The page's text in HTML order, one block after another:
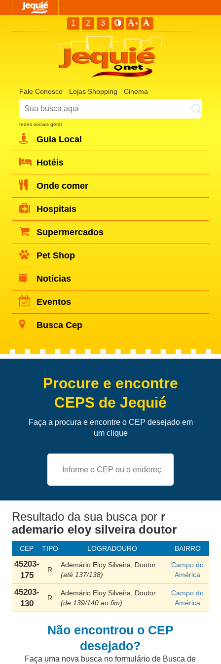
1 2 3 + -
Fale Conosco Lojas Shopping Cinema
redes sociais geral
Guia Local
Hotéis
Onde comer
Hospitais
Supermercados
Pet Shop
Notícias
Eventos
Busca Cep
Procure e encontre
CEPS de Jequié
Faça a procura e encontre o CEP desejado em
um clique
Resultado da sua busca por r
ademario eloy silveira doutor
CEP TIPO LOGRADOURO BAIRRO
45203-
175
R
Ademário Eloy Silveira, Doutor
(até 137/138)
Campo do
América
45203-
130
R
Ademário Eloy Silveira, Doutor
(de 139/140 ao fim)
Campo do
América
Não encontrou o CEP
desejado?
Faça uma nova busca no formulário de Busca de